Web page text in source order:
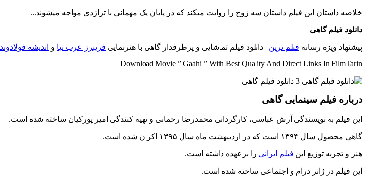
خلاصه داستان این فیلم داستان سه زوج را روایت میکند که در پایان یک مهمانی با تراژدی مواجه میشوند...
دانلود فیلم گاهی
پیشنهاد ویژه رسانه فیلم ترین | دانلود فیلم تماشایی و پرطرفدار گاهی با هنرنمایی فریبرز عرب نیا و اندیشه فولادوند
Download Movie ” Gaahi ” With Best Quality And Direct Links In FilmTarin
درباره فیلم سینمایی گاهی
این فیلم به نویسندگی آرش عباسی، کارگردانی محمدرضا رحمانی و تهیه کنندگی امیر پورکیان ساخته شده است.
گاهی محصول سال ۱۳۹۴ است که در اردیبهشت ماه سال ۱۳۹۵ اکران شده است.
هنر و تجربه توزیع این فیلم ایرانی را برعهده داشته است.
این فیلم در ژانر درام و اجتماعی ساخته شده است.